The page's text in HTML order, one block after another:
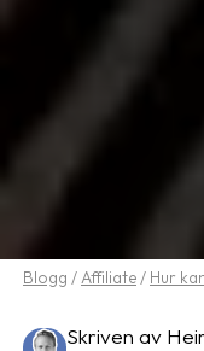
Blogg /Affiliate/ Hur
Skriven av